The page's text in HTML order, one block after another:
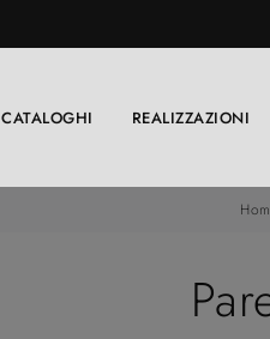
CATALOGHI REALIZZAZIONI